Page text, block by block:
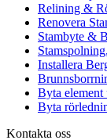
Relining &
Renovera
Stambyte &
Installera
Byta element
Byta
Kontakta oss